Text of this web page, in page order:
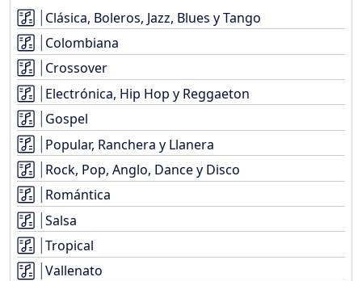
Clásica, Boleros, Jazz, Blues y Tango
Colombiana
Crossover
Electrónica, Hip Hop y Reggaeton
Gospel
Popular, Ranchera y Llanera
Rock, Pop, Anglo, Dance y Disco
Romántica
Salsa
Tropical
Vallenato